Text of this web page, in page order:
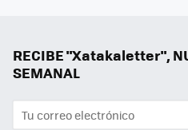
RECIBE "Xatakaletter",
SEMANAL